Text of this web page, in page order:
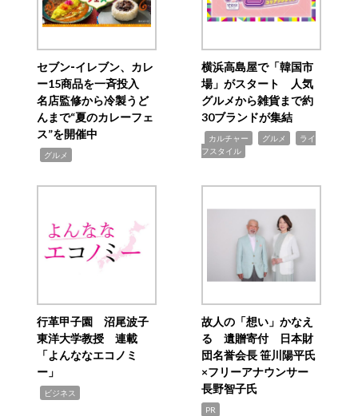
セブン‐イレブン、カレ
ー15商品を一斉投入
名店監修から冷製うど
んまで“夏のカレーフェ
ス”を開催中
グルメ
横浜高島屋で「韓国市
場」がスタート 人気
グルメから雑貨まで約
30ブランドが集結
カルチャー グルメ
ライ
フスタイル
行革甲子園 沼尾波子
東洋大学教授 連載
「よんななエコノミ
ー」
ビジネス
故人の「想い」かなえ
る 遺贈寄付 日本財
団名誉会長 笹川陽平氏
×フリーアナウンサー
長野智子氏
PR